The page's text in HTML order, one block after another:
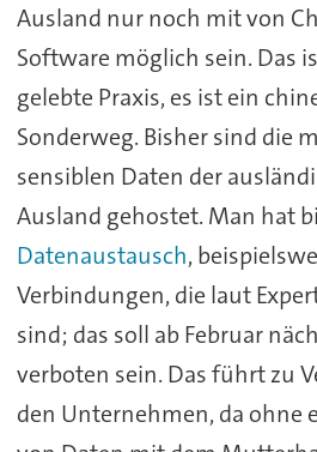
Ausland nur noch mit von
Software möglich sein. Das
gelebte Praxis, es ist ein
Sonderweg. Bisher sind die
sensiblen Daten der
Ausland gehostet. Man hat
Datenaustausch,
Verbindungen, die laut
sind; das soll ab Februar
verboten sein. Das führt zu
den Unternehmen, da ohne